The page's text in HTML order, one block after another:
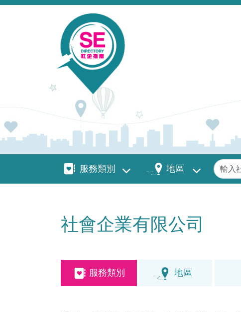
移至主內容
服務類別服務類別 地區 地區 關鍵字
社會企業有限公司
服務類別 地區